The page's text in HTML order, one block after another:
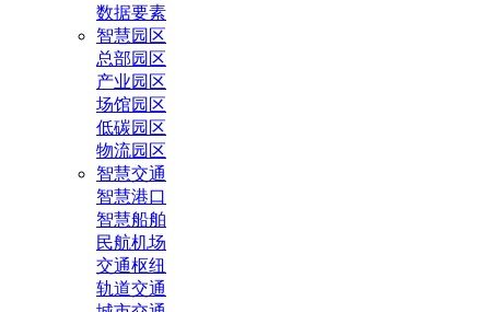
数据要素
智慧园区
总部园区
产业园区
场馆园区
低碳园区
物流园区
智慧交通
智慧港口
智慧船舶
民航机场
交通枢纽
轨道交通